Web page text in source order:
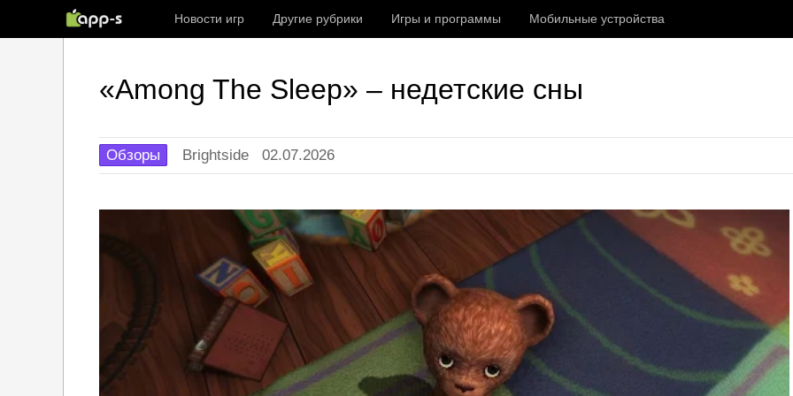
Новости игр Другие рубрики Игры и программы Мобильные устройства
«Among The Sleep» – недетские сны
Обзоры Brightside 02.07.2026